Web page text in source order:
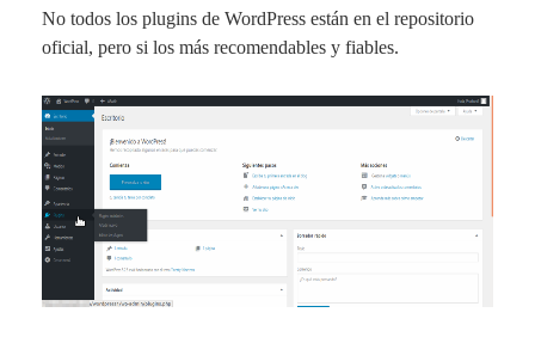
No todos los plugins de WordPress están en el repositorio
oficial, pero si los más recomendables y fiables.